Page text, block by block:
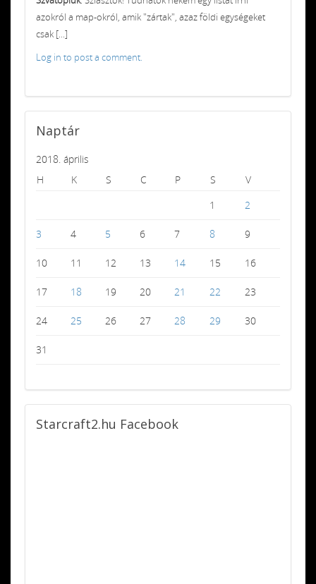
azokról a map-okról, amik "zártak", azaz földi egységeket
csak [...]
Log in to post a comment.
Naptár
2018. április
H
K S C P S
V
1
2
3 4 5 6 7 8 9
10 11 12 13 14 15 16
17 18 19 20 21 22 23
24 25 26 27 28 29 30
31
Starcraft2.hu Facebook